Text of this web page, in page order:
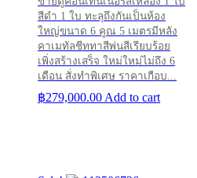
สีดำ 1 ใบ ทะลุถึงกันเป็นห้อง
ใหญ่ขนาด 6 คูณ 5 เมตรมีหลัง
คาเมทัลชีททาสีพ่นสีเรียบร้อย
เพิ่งสร้างเสร็จ ใหม่ใหม่ไม่ถึง 6
เดือน สั่งทำพิเศษ ราคาเกือบ...
฿279,000.00 Add to cart